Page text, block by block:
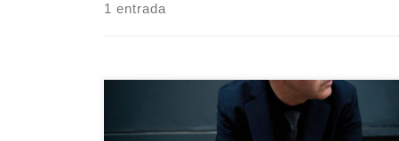
1 entrada
Lloyd Cole regresa a Madrid para presentar en directo,